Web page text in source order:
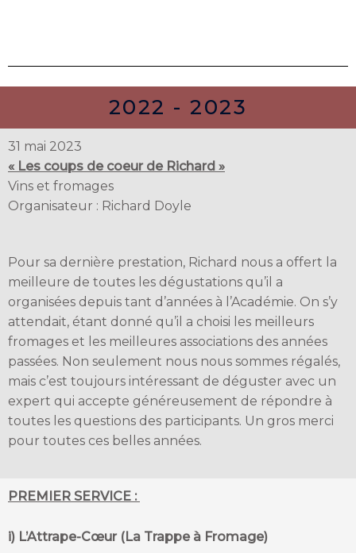
2022 - 2023
31 mai 2023
« Les coups de coeur de Richard »
Vins et fromages
Organisateur : Richard Doyle
Pour sa dernière prestation, Richard nous a offert la
meilleure de toutes les dégustations qu’il a
organisées depuis tant d’années à l’Académie. On s’y
attendait, étant donné qu’il a choisi les meilleurs
fromages et les meilleures associations des années
passées. Non seulement nous nous sommes régalés,
mais c’est toujours intéressant de déguster avec un
expert qui accepte généreusement de répondre à
toutes les questions des participants. Un gros merci
pour toutes ces belles années.
PREMIER SERVICE :
i) L’Attrape-Cœur (La Trappe à Fromage)